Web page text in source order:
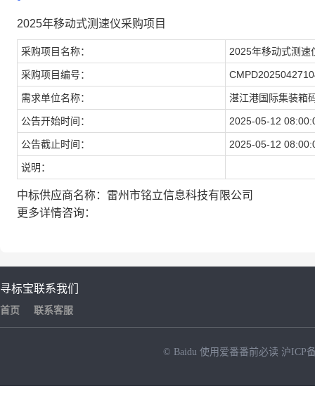
2025年移动式测速仪采购项目
采购项目名称： 2025年移动式测速
采购项目编号：
需求单位名称： 湛江港国际集装箱
公告开始时间： 2025-05-12
公告截止时间： 2025-05-12
说明：
中标供应商名称：雷州市铭立信息科技有限公司
更多详情咨询：
寻标宝
首页
联系我们
联系客服
© Baidu 使用爱番番前必读 沪ICP